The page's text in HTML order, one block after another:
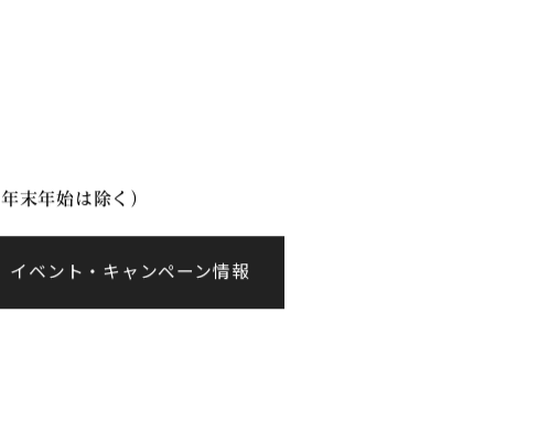
末年始は除く）
イベント・キャンペーン情報